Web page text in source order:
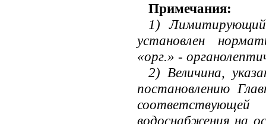
Примечания:
1) Лимитирующий
установлен
«орг.» -
2) Величина,
постановлению
водоснабжения на